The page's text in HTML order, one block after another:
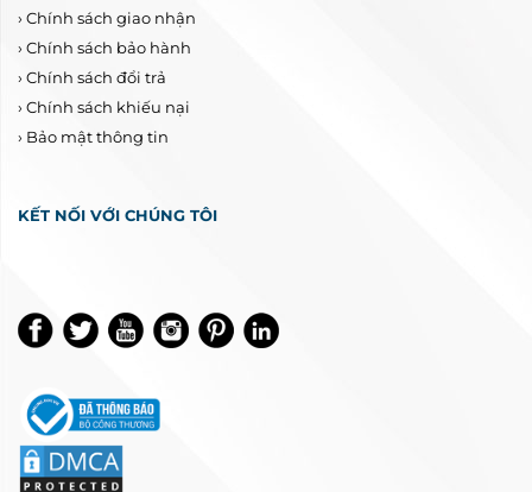
› Chính sách giao nhận
› Chính sách bảo hành
› Chính sách đổi trả
› Chính sách khiếu nại
› Bảo mật thông tin
KẾT NỐI VỚI CHÚNG TÔI